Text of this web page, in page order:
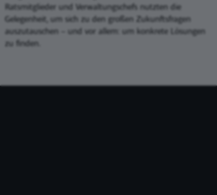
Ratsmitglieder und Verwaltungschefs nutzten die
Gelegenheit, um sich zu den großen Zukunftsfragen
auszutauschen – und vor allem: um konkrete Lösungen
zu finden.